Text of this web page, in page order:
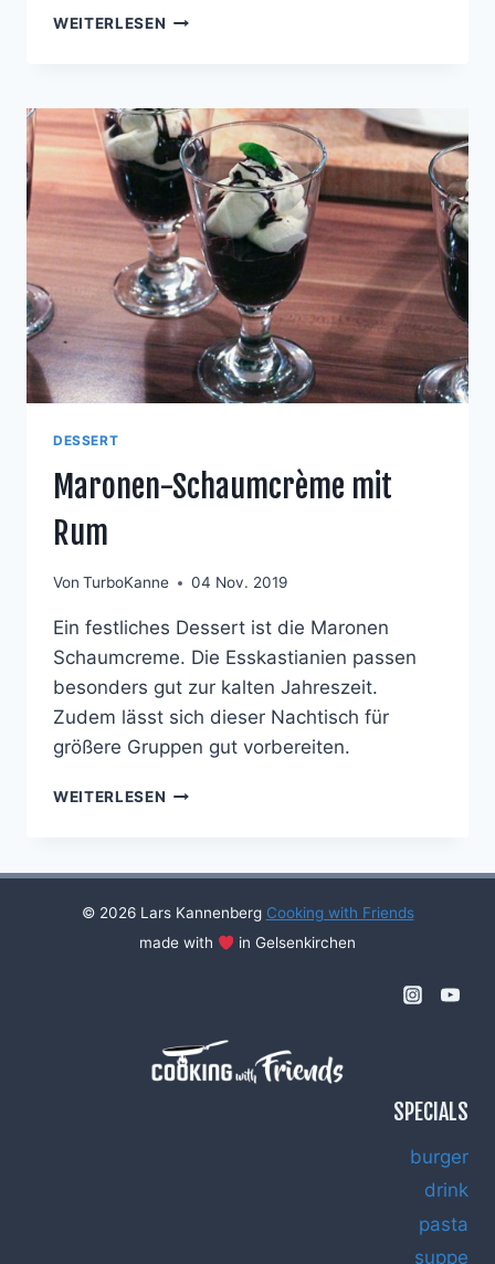
WEITERLESEN MARONENSCHAUMSÜPPCHEN
UND
FRISCHEN
PILZEN
DESSERT
Maronen-Schaumcrème mit
Rum
Von TurboKanne 04 Nov. 2019
Ein festliches Dessert ist die Maronen
Schaumcreme. Die Esskastianien passen
besonders gut zur kalten Jahreszeit.
Zudem lässt sich dieser Nachtisch für
größere Gruppen gut vorbereiten.
WEITERLESEN MARONEN-
© 2026 Lars Kannenberg Cooking with Friends
made with
in Gelsenkirchen
SPECIALS
burger
drink
pasta
suppe